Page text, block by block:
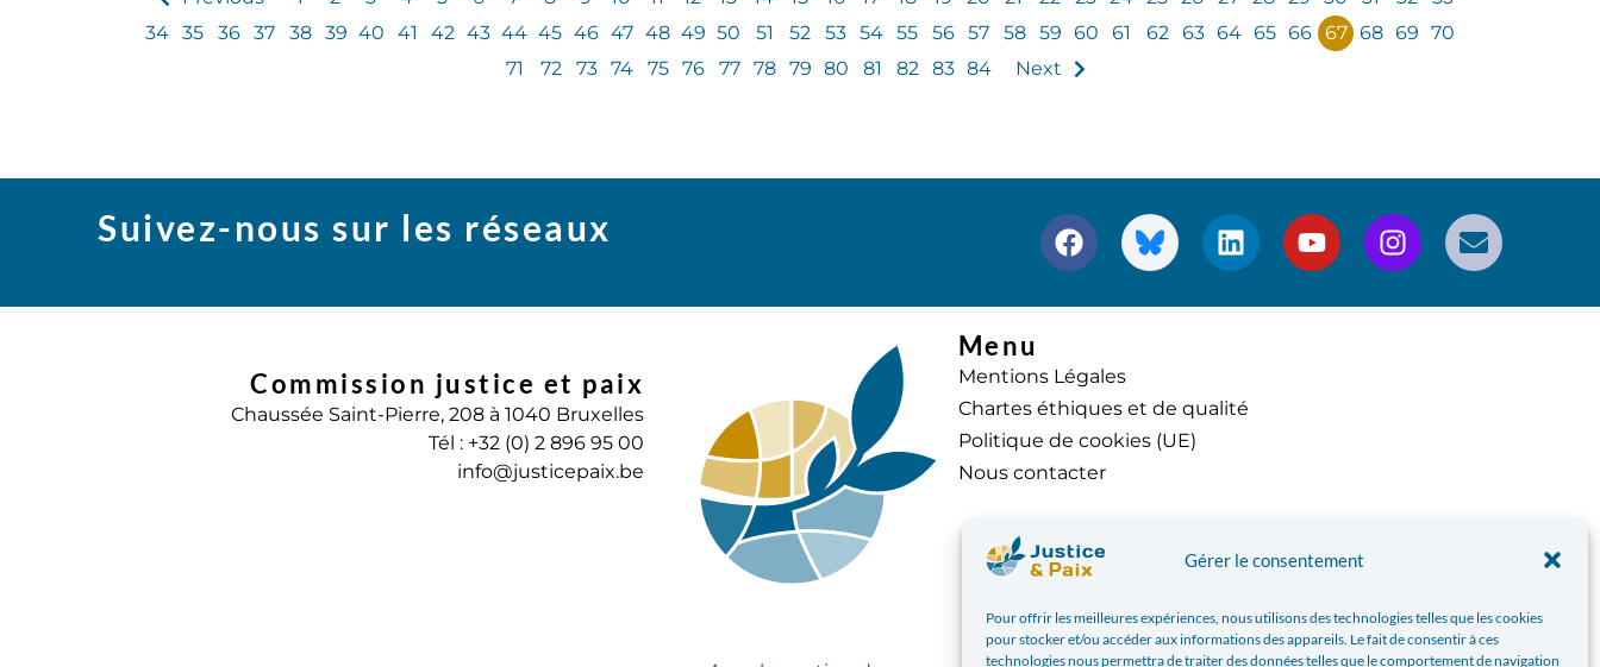
Gérer le consentement
Pour offrir les meilleures expériences, nous utilisons des technologies telles que les cookies
pour stocker et/ou accéder aux informations des appareils. Le fait de consentir à ces
technologies nous permettra de traiter des données telles que le comportement de navigation
34 35 36 37 38 39 40 41 42 43 44 45 46 47 48 49 50 51 52 53 54 55 56 57 58 59 60 61 62 63 64 65 66 67 68 69 70
71
72 73 74 75 76 77 78 79 80 81 82 83 84 Next
Suivez-nous sur les réseaux
Commission justice et paix
Chaussée Saint-Pierre, 208 à 1040 Bruxelles
Tél : +32 (0) 2 896 95 00
info@justicepaix.be
Menu
Mentions Légales
Chartes éthiques et de qualité
Politique de cookies (UE)
Nous contacter